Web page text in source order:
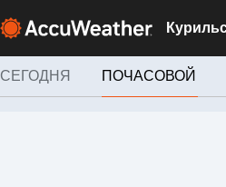
СЕГОДНЯ ПОЧАСОВОЙ